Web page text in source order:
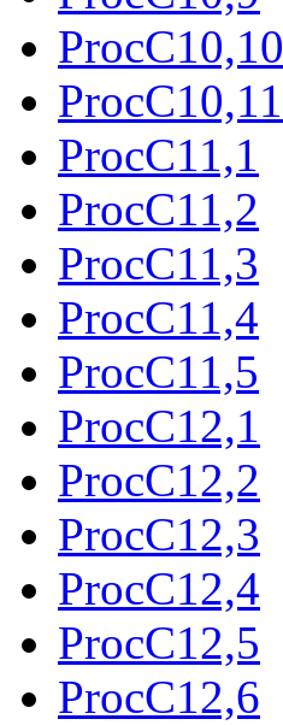
ProcC10,10
ProcC10,11
ProcC11,1
ProcC11,2
ProcC11,3
ProcC11,4
ProcC11,5
ProcC12,1
ProcC12,2
ProcC12,3
ProcC12,4
ProcC12,5
ProcC12,6